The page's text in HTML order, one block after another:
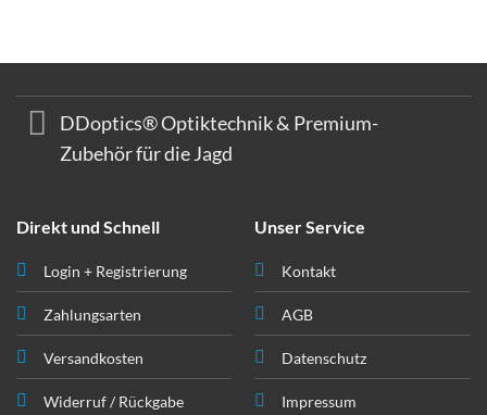
DDoptics® Optiktechnik & Premium-
Zubehör für die Jagd
Direkt und Schnell
Login + Registrierung
Zahlungsarten
Versandkosten
Widerruf / Rückgabe
Unser Service
Kontakt
AGB
Datenschutz
Impressum